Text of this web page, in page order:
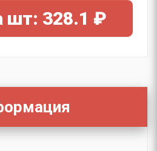
шт: 328.1 ₽